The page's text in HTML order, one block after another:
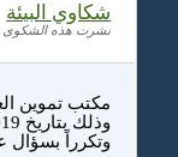
شكاوي البيئة
نشرت هذه الشكوى منذ 7
مكتب تموين
وتكرراً